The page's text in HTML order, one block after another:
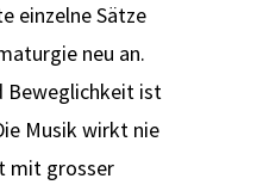
einzelne Sätze
neu an.
Beweglichkeit ist
Musik wirkt nie
mit grosser